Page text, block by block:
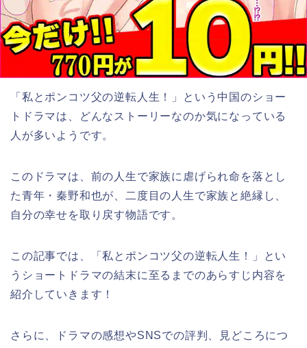
「私とポンコツ父の逆転人生！」
という中国のショー
トドラマは、どんなストーリーなのか気になっている
人が多いようです。
このドラマは、前の人生で家族に虐げられ命を落とし
た青年・秦野和也が、二度目の人生で家族と絶縁し、
自分の幸せを取り戻す物語です。
この記事では、 「私とポンコツ父の逆転人生！」
とい
うショートドラマの結末に至るまでのあらすじ内容を
紹介していきます！
さらに、ドラマの感想やSNSでの評判、見どころにつ